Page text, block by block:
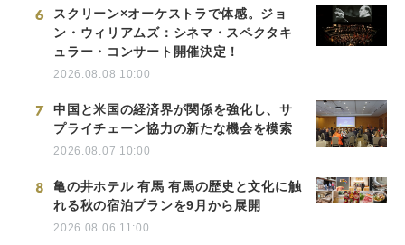
6
スクリーン×オーケストラで体感。ジョ
ン・ウィリアムズ：シネマ・スペクタキ
ュラー・コンサート開催決定！
2026.08.08 10:00
7
中国と米国の経済界が関係を強化し、サ
プライチェーン協力の新たな機会を模索
2026.08.07 10:00
8
亀の井ホテル 有馬 有馬の歴史と文化に触
れる秋の宿泊プランを9月から展開
2026.08.06 11:00